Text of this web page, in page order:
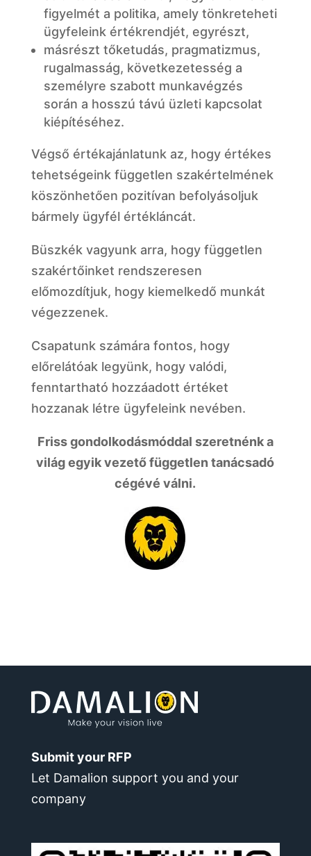
figyelmét a politika, amely tönkreteheti
ügyfeleink értékrendjét, egyrészt,
másrészt tőketudás, pragmatizmus,
rugalmasság, következetesség a
személyre szabott munkavégzés
során a hosszú távú üzleti kapcsolat
kiépítéséhez.
Végső értékajánlatunk az, hogy értékes
tehetségeink független szakértelmének
köszönhetően pozitívan befolyásoljuk
bármely ügyfél értékláncát.
Büszkék vagyunk arra, hogy független
szakértőinket rendszeresen
előmozdítjuk, hogy kiemelkedő munkát
végezzenek.
Csapatunk számára fontos, hogy
előrelátóak legyünk, hogy valódi,
fenntartható hozzáadott értéket
hozzanak létre ügyfeleink nevében.
Friss gondolkodásmóddal szeretnénk a
világ egyik vezető független tanácsadó
cégévé válni.
Submit your RFP
Let Damalion support you and your
company